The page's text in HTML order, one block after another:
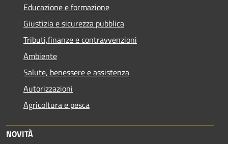
Educazione e formazione
Giustizia e sicurezza pubblica
Tributi,finanze e contravvenzioni
Ambiente
Salute, benessere e assistenza
Autorizzazioni
Agricoltura e pesca
NOVITÀ